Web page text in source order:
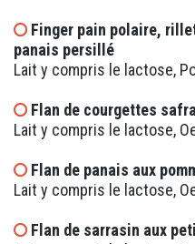
Finger pain polaire,
panais persillé
Lait y compris le lactose,
Flan de courgettes
Lait y compris le lactose,
Flan de panais aux
Lait y compris le lactose,
Flan de sarrasin aux